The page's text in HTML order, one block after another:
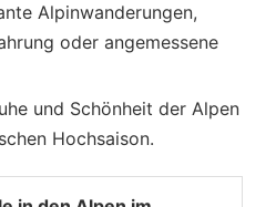
Alpinwanderungen,
oder angemessene
und Schönheit der Alpen
Hochsaison.